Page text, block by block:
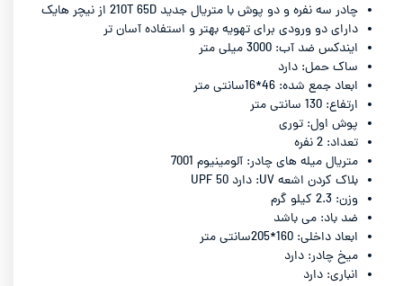
چادر سه نفره و دو پوش با متریال جدید 210T 65D از نیچر هایک
دارای دو ورودی برای تهویه بهتر و استفاده آسان تر
ایندکس ضد آب: 3000 میلی متر
ساک حمل: دارد
ابعاد جمع شده: 46*16سانتی متر
ارتفاع: 130 سانتی متر
پوش اول: توری
تعداد: 2 نفره
متریال میله های چادر: آلومینیوم 7001
بلاک کردن اشعه UV: دارد UPF 50
وزن: 2.3 کیلو گرم
ضد باد: می باشد
ابعاد داخلی: 160*205سانتی متر
میخ چادر: دارد
انباری: دارد